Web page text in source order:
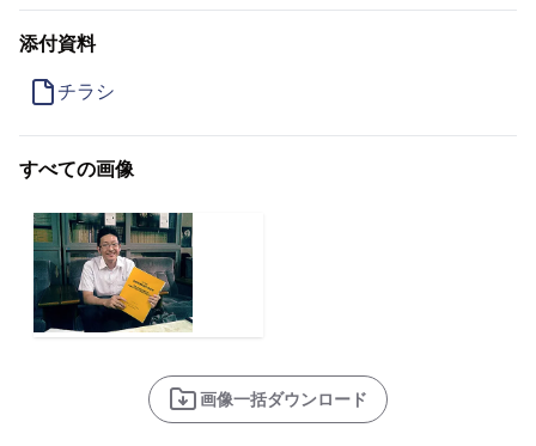
添付資料
チラシ
すべての画像
画像一括ダウンロード